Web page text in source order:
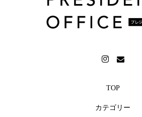
TOP
カテゴリー